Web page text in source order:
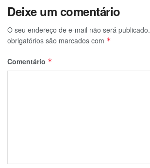
Deixe um comentário
O seu endereço de e-mail não será publicado.
obrigatórios são marcados com *
Comentário *